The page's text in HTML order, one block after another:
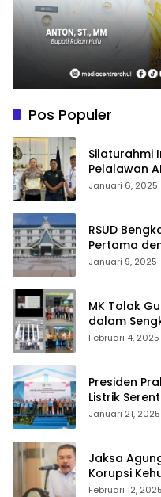
Pos Populer
Silaturahmi
Pelalawan
Januari 6, 2025
RSUD
Pertama
Januari 9, 2025
MK Tolak
dalam
Februari 4, 2025
Presiden
Listrik
Januari 21, 2025
Jaksa
Korupsi
Pengusutan
Februari 12, 2025